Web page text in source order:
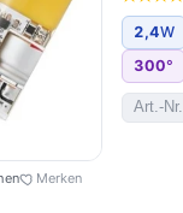
Merken
2,4W
300°
Art.-Nr.